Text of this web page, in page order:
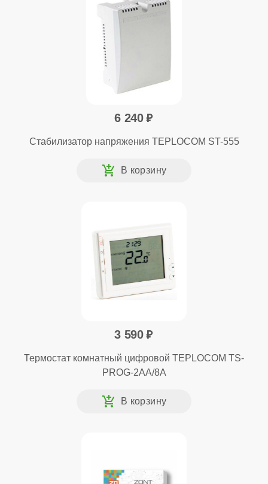
6 240
Стабилизатор напряжения TEPLOCOM ST-555
3 590
Термостат комнатный цифровой TEPLOCOM TS-
PROG-2AA/8A